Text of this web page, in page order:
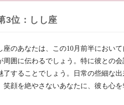
3位：しし座
座のあなたは、この10月前半におい
周囲に伝わるでしょう。特に彼との
了することでしょう。日常の些細な
笑顔を絶やさないあなたに、彼も心を